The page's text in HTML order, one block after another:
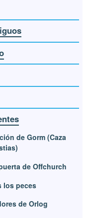
de Gorm (Caza
de Offchurch
los peces
de Orlog